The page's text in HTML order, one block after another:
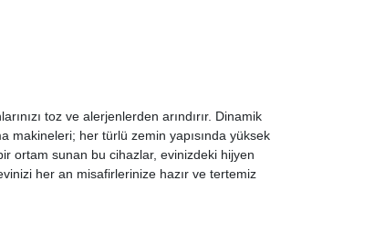
toz ve alerjenlerden arındırır. Dinamik
makineleri; her türlü zemin yapısında yüksek
ortam sunan bu cihazlar, evinizdeki hijyen
her an misafirlerinize hazır ve tertemiz